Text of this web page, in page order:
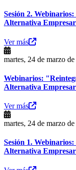
Sesión 2.
Alternativa
Ver más
martes, 24 de marzo
Webinarios:
Alternativa
Ver más
martes, 24 de marzo
Sesión 1.
Alternativa